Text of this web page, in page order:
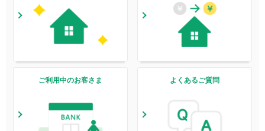
ご利用中のお客さま よくあるご質問